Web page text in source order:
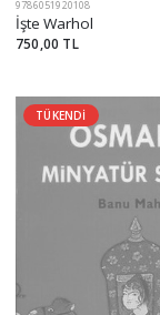
9786051920108
İşte Warhol
750,00 TL
TÜKENDİ